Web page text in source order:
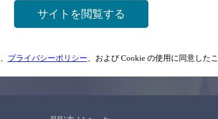
ご意見・ご感想
念のためお店にご確
サイトを閲覧する
、 プライバシーポリシー、および Cookie の使用に同意した